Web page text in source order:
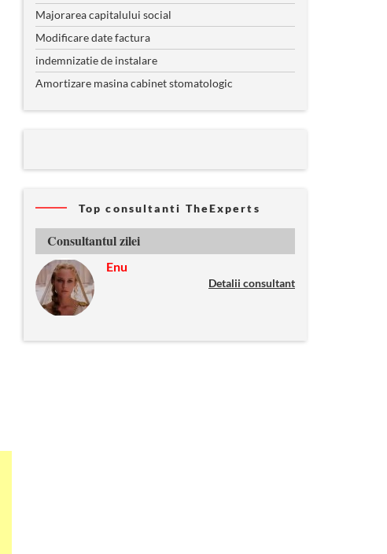
Majorarea capitalului social
Modificare date factura
indemnizatie de instalare
Amortizare masina cabinet stomatologic
Top consultanti TheExperts
Consultantul zilei
Enu
Detalii consultant